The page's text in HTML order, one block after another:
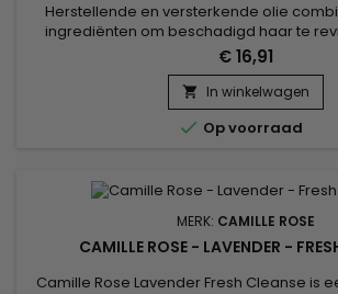
Herstellende en versterkende olie
ingrediënten om beschadigd haar te
groei te bevorderen. Zwarte castorolie
stimulerende effecten op de
hoofdhuid, wat helpt om de haargroei
Kokosolie hydrateert diep, vermindert
een natuurlijke glans....
€ 16,91
 In winkelwagen
 Op voorraad
MERK: CAMILLE ROSE
CAMILLE ROSE - LAVENDER -
Camille Rose Lavender Fresh Cleanse is